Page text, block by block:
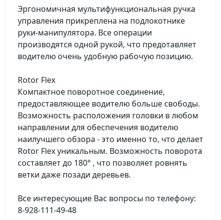
Эргономичная мультифункциональная ручка
управления прикреплена на подлокотнике
руки-манипулятора. Все операции
производятся одной рукой, что предотавляет
водителю очень удобную рабочую позицию.
Rotor Flex
Компактное поворотное соединение,
предоставляющее водителю больше свободы.
Возможность расположения головки в любом
направлении для обеспечения водителю
наилучшего обзора - это именно то, что делает
Rotor Flex уникальным. Возможность поворота
составляет до 180° , что позволяет ровнять
ветки даже позади деревьев.
Все интересующие Вас вопросы по телефону:
8-928-111-49-48